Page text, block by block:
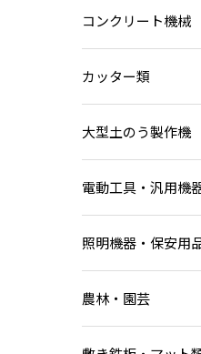
コンクリート機械
カッター類
大型土のう製作機
電動工具・汎用機
鉄筋カッター・
照明機器・保安用
農林・園芸